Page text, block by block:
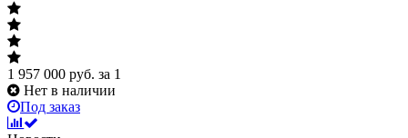
1 957 000 руб. за 1
Нет в наличии
Под заказ